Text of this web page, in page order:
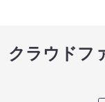
クラウドフ